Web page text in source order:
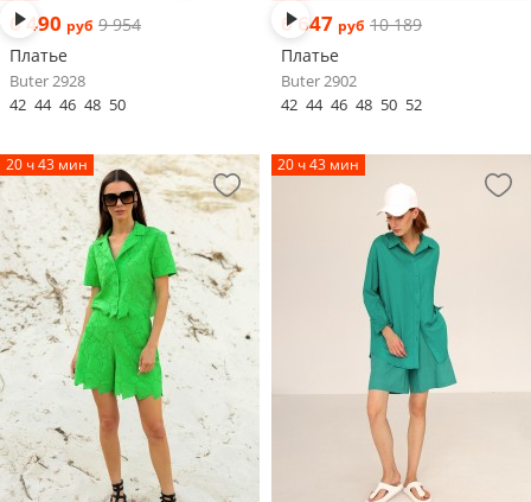
6 490 руб 9 954
Платье
Buter 2928
42 44 46 48 50
6 647 руб 10 189
Платье
Buter 2902
42 44 46 48 50 52
20 ч 43 мин 20 ч 43 мин